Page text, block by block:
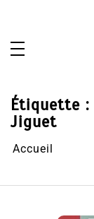
Étiquette :
Jiguet
Accueil